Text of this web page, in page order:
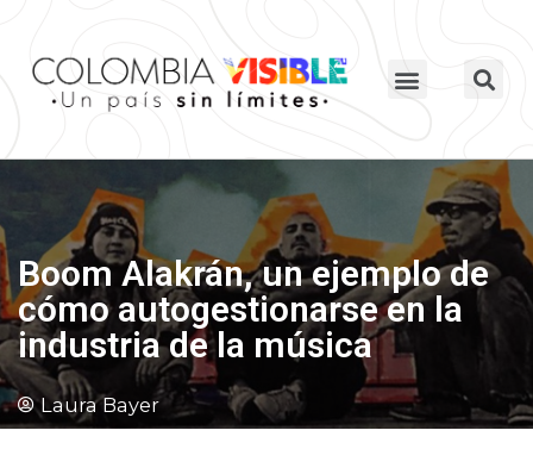
Boom Alakrán, un ejemplo de
cómo autogestionarse en la
industria de la música
Laura Bayer